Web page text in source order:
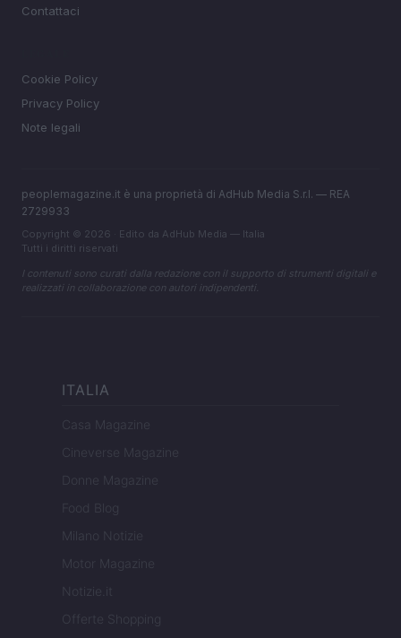
Contattaci
Cookie Policy
Privacy Policy
Note legali
peoplemagazine.it è una proprietà di AdHub Media S.r.l. — REA
2729933
Copyright © 2026 · Edito da AdHub Media — Italia
Tutti i diritti riservati
I contenuti sono curati dalla redazione con il supporto di strumenti digitali e
realizzati in collaborazione con autori indipendenti.
ITALIA
Casa Magazine
Cineverse Magazine
Donne Magazine
Food Blog
Milano Notizie
Motor Magazine
Notizie.it
Offerte Shopping